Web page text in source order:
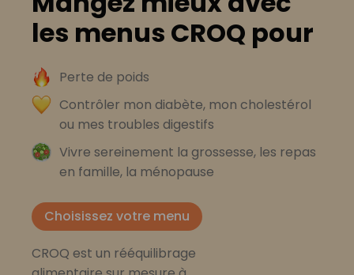
les menus CROQ pour
Perte de poids
Contrôler mon diabète, mon cholestérol
ou mes troubles digestifs
Vivre sereinement la grossesse, les repas
en famille, la ménopause
Choisissez votre menu
CROQ est un rééquilibrage